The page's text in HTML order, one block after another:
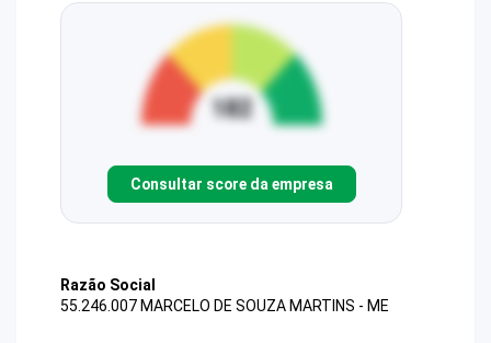
Consultar score da empresa
Razão Social
55.246.007 MARCELO DE SOUZA MARTINS - ME